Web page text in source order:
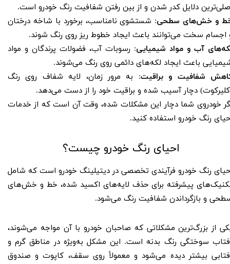
دلایل کدر شدن و از بین رفتن شفافیت رنگ خودرو است.
و خش‌های سطحی: شستشوی نامناسب، برخورد با شاخه درختان
اجسام سخت می‌توانند باعث ایجاد خطوط ریز روی رنگ شوند.
آب و مواد شیمیایی: رسوبات آب، فضولات پرندگان و مواد
باعث ایجاد لکه‌های دائمی روی رنگ می‌شوند.
شفافیت و براقیت: به مرور زمان، لایه شفاف روی رنگ
دچار آسیب شده و براقیت خود را از دست می‌دهد.
خودروی شما دچار این مشکلات شده، وقت آن است که از خدمات
رنگ خودرو استفاده کنید.
احیای رنگ خودرو چیست؟
رنگ خودرو فرآیندی تخصصی در دیتیلینگ خودرو است که شامل
پیشرفته برای حذف لایه‌های اکسید شده، خط و خش‌های
و بازگرداندن شفافیت رنگ می‌شود.
از بزرگ‌ترین مشکلاتی که صاحبان خودرو با آن مواجه می‌شوند،
سوختگی رنگ بدنه است. این مشکل به‌ویژه در مناطق گرم و
بیشتر دیده می‌شود و معمولاً روی سقف، کاپوت و صندوق